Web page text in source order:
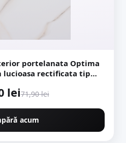
portelanata Optima
lei71,90 lei
acum